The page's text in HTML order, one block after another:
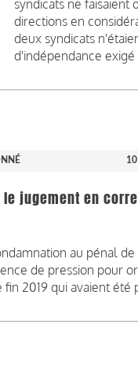
syndicats ne faisaient
directions en
deux syndicats
d'indépendance exigé
jugement en
au pénal
de pression pour
2019 qui avaient